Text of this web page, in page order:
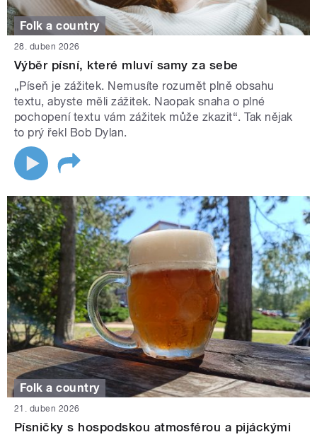
Folk a country
28. duben 2026
Výběr písní, které mluví samy za sebe
„Píseň je zážitek. Nemusíte rozumět plně obsahu
textu, abyste měli zážitek. Naopak snaha o plné
pochopení textu vám zážitek může zkazit“. Tak nějak
to prý řekl Bob Dylan.
Folk a country
21. duben 2026
Písničky s hospodskou atmosférou a pijáckými